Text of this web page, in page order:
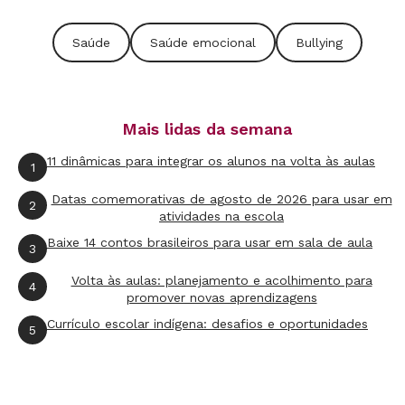
sobre comportamento suicida, fatores de risco
e proteção e qual o impacto do suicídio.
também é possível encontrar referências
possível encontrar apoio em organizações que
são focadas em ações educacionais, como o
Projeto Cuca LegaleAssociação pela Saúde
Emocional de Crianças (ASEC), que oferecem
cursos e programas voltados à promoção de
saúde mental nas escolas.
Saúde Saúde emocional Bullying
Mais lidas da semana
1 11 dinâmicas para integrar os alunos na volta às aulas
2
Datas comemorativas de agosto de 2026 para usar em
atividades na escola
3 Baixe 14 contos brasileiros para usar em sala de aula
4
Volta às aulas: planejamento e acolhimento para
promover novas aprendizagens
5 Currículo escolar indígena: desafios e oportunidades